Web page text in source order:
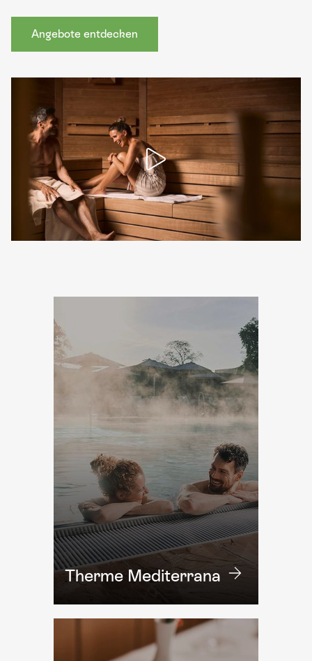
Angebote entdecken
Therme Mediterrana